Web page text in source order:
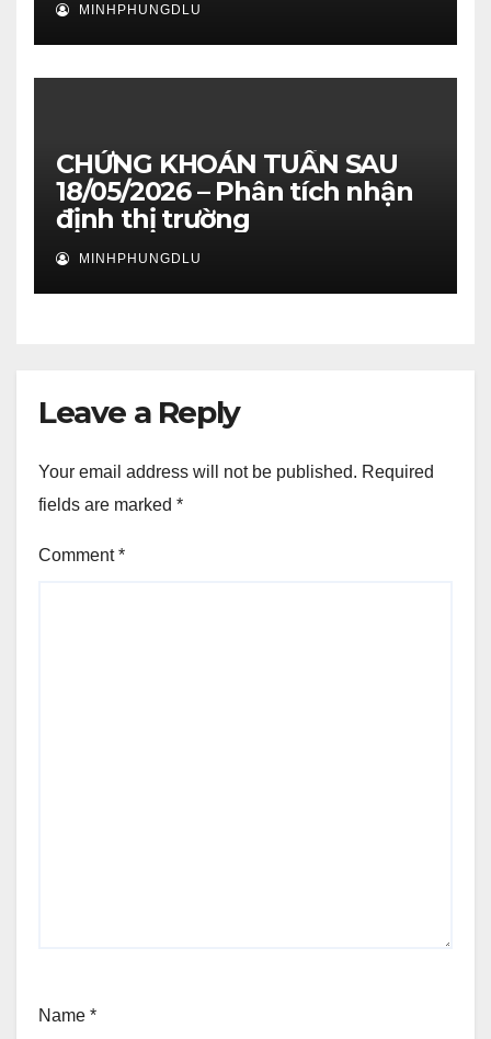
MINHPHUNGDLU
CHỨNG KHOÁN TUẦN SAU
18/05/2026 – Phân tích nhận
định thị trường
MINHPHUNGDLU
Leave a Reply
Your email address will not be published. Required
fields are marked *
Comment*
Name *